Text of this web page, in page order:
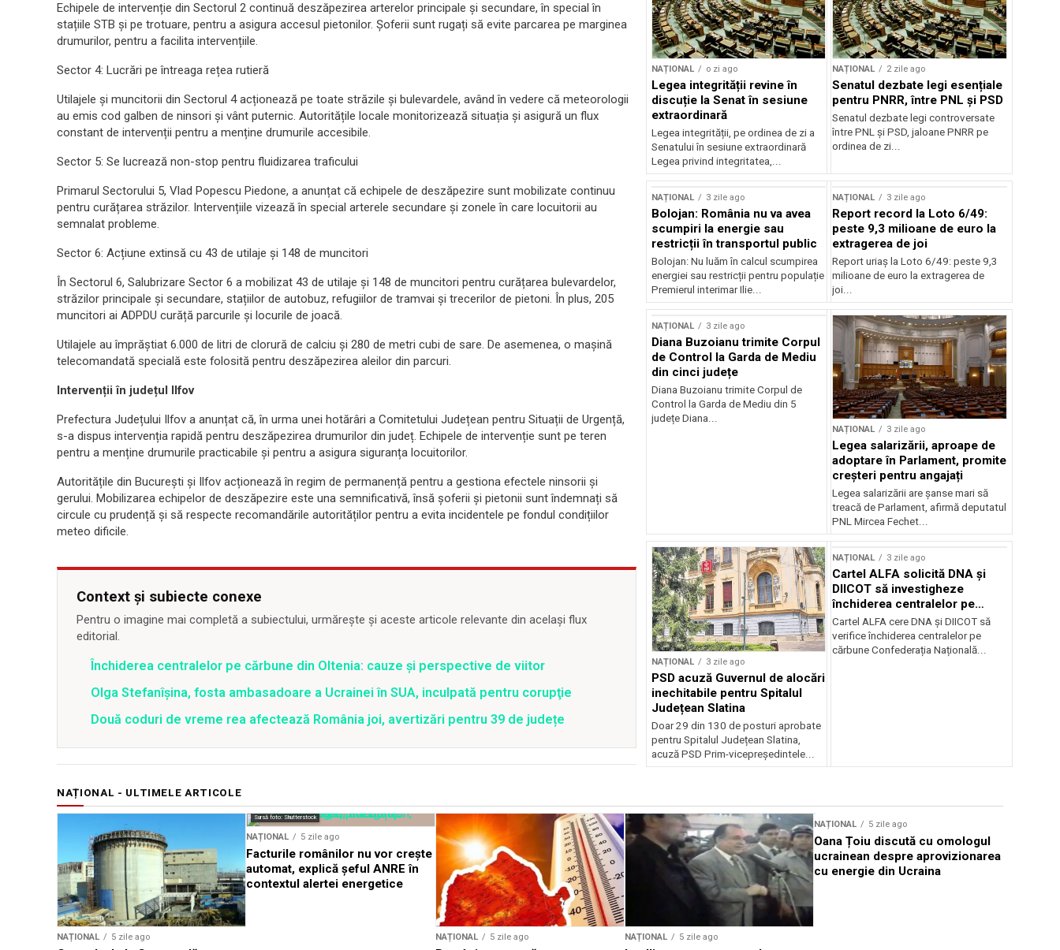
Echipele de intervenție din Sectorul 2 continuă deszăpezirea arterelor principale și secundare, în special în
stațiile STB și pe trotuare, pentru a asigura accesul pietonilor. Șoferii sunt rugați să evite parcarea pe marginea
drumurilor, pentru a facilita intervențiile.
Sector 4: Lucrări pe întreaga rețea rutieră
Utilajele și muncitorii din Sectorul 4 acționează pe toate străzile și bulevardele, având în vedere că meteorologii
au emis cod galben de ninsori și vânt puternic. Autoritățile locale monitorizează situația și asigură un flux
constant de intervenții pentru a menține drumurile accesibile.
Sector 5: Se lucrează non-stop pentru fluidizarea traficului
Primarul Sectorului 5, Vlad Popescu Piedone, a anunțat că echipele de deszăpezire sunt mobilizate continuu
pentru curățarea străzilor. Intervențiile vizează în special arterele secundare și zonele în care locuitorii au
semnalat probleme.
Sector 6: Acțiune extinsă cu 43 de utilaje și 148 de muncitori
În Sectorul 6, Salubrizare Sector 6 a mobilizat 43 de utilaje și 148 de muncitori pentru curățarea bulevardelor,
străzilor principale și secundare, stațiilor de autobuz, refugiilor de tramvai și trecerilor de pietoni. În plus, 205
muncitori ai ADPDU curăță parcurile și locurile de joacă.
Utilajele au împrăștiat 6.000 de litri de clorură de calciu și 280 de metri cubi de sare. De asemenea, o mașină
telecomandată specială este folosită pentru deszăpezirea aleilor din parcuri.
Intervenții în județul Ilfov
Prefectura Județului Ilfov a anunțat că, în urma unei hotărâri a Comitetului Județean pentru Situații de Urgență,
s-a dispus intervenția rapidă pentru deszăpezirea drumurilor din județ. Echipele de intervenție sunt pe teren
pentru a menține drumurile practicabile și pentru a asigura siguranța locuitorilor.
Autoritățile din București și Ilfov acționează în regim de permanență pentru a gestiona efectele ninsorii și
gerului. Mobilizarea echipelor de deszăpezire este una semnificativă, însă șoferii și pietonii sunt îndemnați să
circule cu prudență și să respecte recomandările autorităților pentru a evita incidentele pe fondul condițiilor
meteo dificile.
Context și subiecte conexe
Pentru o imagine mai completă a subiectului, urmărește și aceste articole relevante din același flux
editorial.
Închiderea centralelor pe cărbune din Oltenia: cauze și perspective de viitor
Olga Stefanîşina, fosta ambasadoare a Ucrainei în SUA, inculpată pentru corupţie
Două coduri de vreme rea afectează România joi, avertizări pentru 39 de județe
NAȚIONAL o zi ago
Legea integrității revine în
discuție la Senat în sesiune
extraordinară
Legea integrității, pe ordinea de zi a
Senatului în sesiune extraordinară
Legea privind integritatea,...
NAȚIONAL 2 zile ago
Senatul dezbate legi esențiale
pentru PNRR, între PNL și PSD
Senatul dezbate legi controversate
între PNL și PSD, jaloane PNRR pe
ordinea de zi...
NAȚIONAL 3 zile ago
Bolojan: România nu va avea
scumpiri la energie sau
restricții în transportul public
Bolojan: Nu luăm în calcul scumpirea
energiei sau restricții pentru populație
Premierul interimar Ilie...
NAȚIONAL 3 zile ago
Report record la Loto 6/49:
peste 9,3 milioane de euro la
extragerea de joi
Report uriaș la Loto 6/49: peste 9,3
milioane de euro la extragerea de
joi...
NAȚIONAL 3 zile ago
Diana Buzoianu trimite Corpul
de Control la Garda de Mediu
din cinci județe
Diana Buzoianu trimite Corpul de
Control la Garda de Mediu din 5
județe Diana...
NAȚIONAL 3 zile ago
Legea salarizării, aproape de
adoptare în Parlament, promite
creșteri pentru angajați
Legea salarizării are șanse mari să
treacă de Parlament, afirmă deputatul
PNL Mircea Fechet...
NAȚIONAL 3 zile ago
PSD acuză Guvernul de alocări
inechitabile pentru Spitalul
Județean Slatina
Doar 29 din 130 de posturi aprobate
pentru Spitalul Județean Slatina,
acuză PSD Prim-vicepreședintele...
NAȚIONAL 3 zile ago
Cartel ALFA solicită DNA și
DIICOT să investigheze
închiderea centralelor pe
cărbune
Cartel ALFA cere DNA și DIICOT să
verifice închiderea centralelor pe
cărbune Confederația Națională...
NAȚIONAL - ULTIMELE ARTICOLE
NAȚIONAL 5 zile ago
Sursă foto: Shutterstock
NAȚIONAL 5 zile ago
Facturile românilor nu vor crește
automat, explică șeful ANRE în
contextul alertei energetice
NAȚIONAL 5 zile ago NAȚIONAL 5 zile ago
NAȚIONAL 5 zile ago
Oana Țoiu discută cu omologul
ucrainean despre aprovizionarea
cu energie din Ucraina